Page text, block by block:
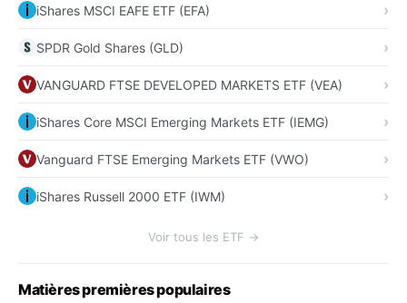
iShares MSCI EAFE ETF (EFA)
SPDR Gold Shares (GLD)
VANGUARD FTSE DEVELOPED MARKETS ETF (VEA)
iShares Core MSCI Emerging Markets ETF (IEMG)
Vanguard FTSE Emerging Markets ETF (VWO)
iShares Russell 2000 ETF (IWM)
Voir tous les ETF →
Matières premières populaires